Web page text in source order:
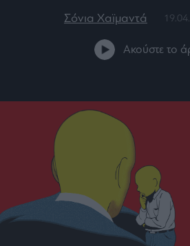
Wiseman
My
Story
Σόνια Χαϊμαντά
Ακούστε το